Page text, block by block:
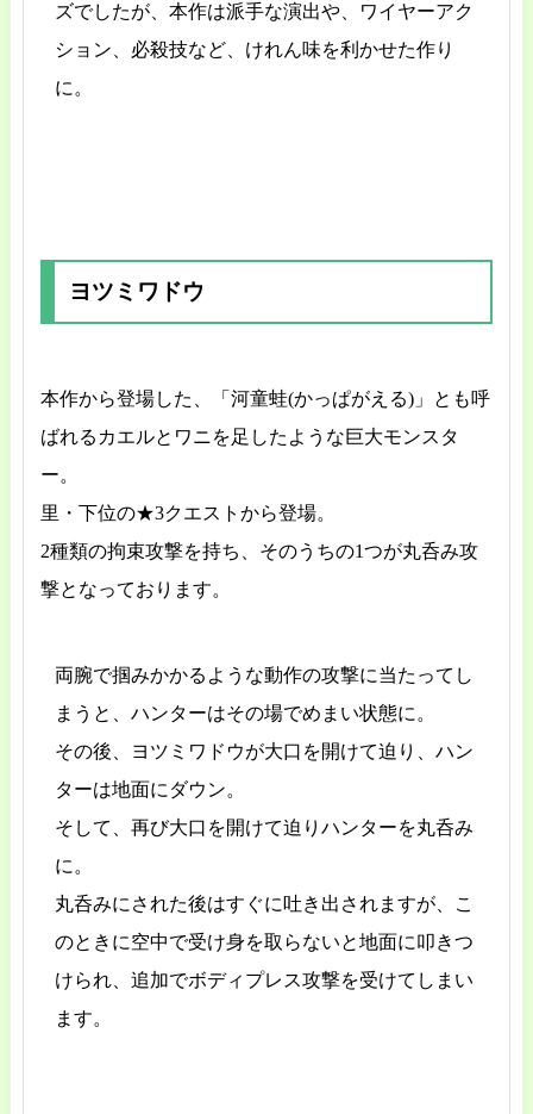
ズでしたが、本作は派手な演出や、ワイヤーアク
ション、必殺技など、けれん味を利かせた作り
に。
ヨツミワドウ
本作から登場した、「河童蛙(かっぱがえる)」とも呼
ばれるカエルとワニを足したような巨大モンスタ
ー。
里・下位の★3クエストから登場。
2種類の拘束攻撃を持ち、そのうちの1つが丸呑み攻
撃となっております。
両腕で掴みかかるような動作の攻撃に当たってし
まうと、ハンターはその場でめまい状態に。
その後、ヨツミワドウが大口を開けて迫り、ハン
ターは地面にダウン。
そして、再び大口を開けて迫りハンターを丸呑み
に。
丸呑みにされた後はすぐに吐き出されますが、こ
のときに空中で受け身を取らないと地面に叩きつ
けられ、追加でボディプレス攻撃を受けてしまい
ます。